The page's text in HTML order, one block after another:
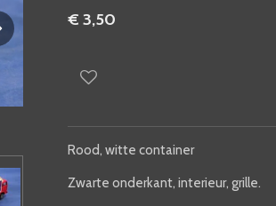
€ 3,50
Rood, witte container
Zwarte onderkant, interieur, grille.